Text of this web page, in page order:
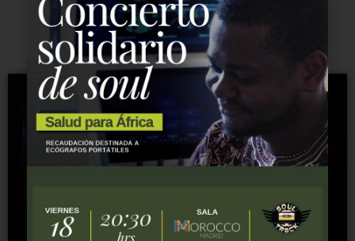
Similar entries